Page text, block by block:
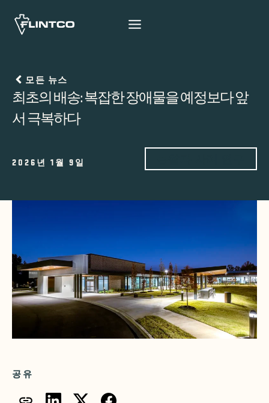
모든 뉴스
최초의 배송: 복잡한 장애물을 예정보다 앞
서 극복하다
2026년 1월 9일
공유